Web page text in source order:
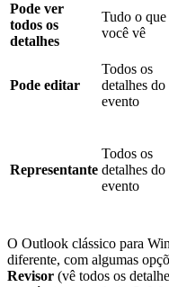
Pode ver
todos os
detalhes
Tudo o que
você vê
Pode editar
Todos os
detalhes do
evento
Representante
Todos os
detalhes do
evento
O Outlook clássico para
diferente, com algumas
Revisor (vê todos os